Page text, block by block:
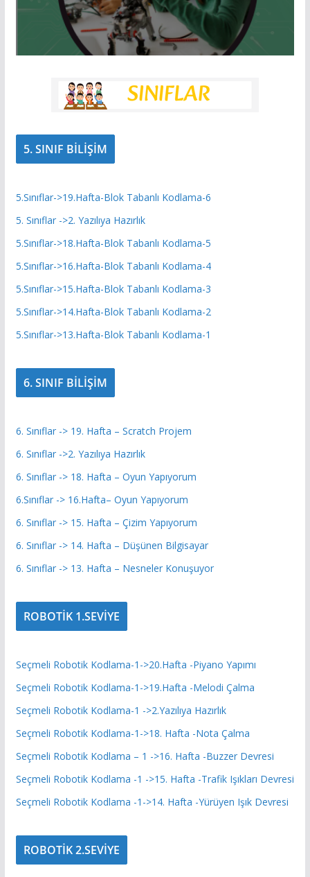
5. SINIF BİLİŞİM
5.Sınıflar->19.Hafta-Blok Tabanlı Kodlama-6
5. Sınıflar ->2. Yazılıya Hazırlık
5.Sınıflar->18.Hafta-Blok Tabanlı Kodlama-5
5.Sınıflar->16.Hafta-Blok Tabanlı Kodlama-4
5.Sınıflar->15.Hafta-Blok Tabanlı Kodlama-3
5.Sınıflar->14.Hafta-Blok Tabanlı Kodlama-2
5.Sınıflar->13.Hafta-Blok Tabanlı Kodlama-1
6. SINIF BİLİŞİM
6. Sınıflar -> 19. Hafta – Scratch Projem
6. Sınıflar ->2. Yazılıya Hazırlık
6. Sınıflar -> 18. Hafta – Oyun Yapıyorum
6.Sınıflar -> 16.Hafta– Oyun Yapıyorum
6. Sınıflar -> 15. Hafta – Çizim Yapıyorum
6. Sınıflar -> 14. Hafta – Düşünen Bilgisayar
6. Sınıflar -> 13. Hafta – Nesneler Konuşuyor
ROBOTİK 1.SEVİYE
Seçmeli Robotik Kodlama-1->20.Hafta -Piyano Yapımı
Seçmeli Robotik Kodlama-1->19.Hafta -Melodi Çalma
Seçmeli Robotik Kodlama-1 ->2.Yazılıya Hazırlık
Seçmeli Robotik Kodlama-1->18. Hafta -Nota Çalma
Seçmeli Robotik Kodlama – 1 ->16. Hafta -Buzzer Devresi
Seçmeli Robotik Kodlama -1 ->15. Hafta -Trafik Işıkları Devresi
Seçmeli Robotik Kodlama -1->14. Hafta -Yürüyen Işık Devresi
ROBOTİK 2.SEVİYE